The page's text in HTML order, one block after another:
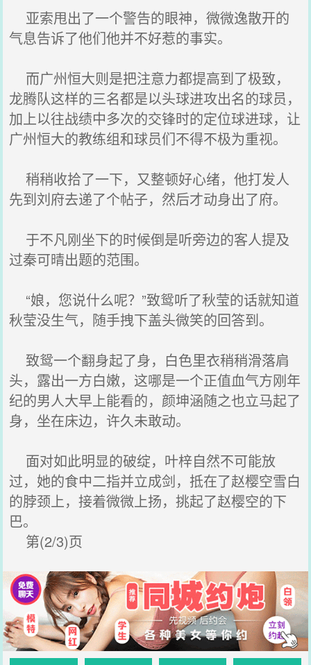
亚索甩出了一个警告的眼神，微微逸散开的
气息告诉了他们他并不好惹的事实。
而广州恒大则是把注意力都提高到了极致，
龙腾队这样的三名都是以头球进攻出名的球员，
加上以往战绩中多次的交锋时的定位球进球，让
广州恒大的教练组和球员们不得不极为重视。
稍稍收拾了一下，又整顿好心绪，他打发人
先到刘府去递了个帖子，然后才动身出了府。
于不凡刚坐下的时候倒是听旁边的客人提及
过秦可晴出题的范围。
“娘，您说什么呢？”致鸳听了秋莹的话就知道
秋莹没生气，随手拽下盖头微笑的回答到。
致鸳一个翻身起了身，白色里衣稍稍滑落肩
头，露出一方白嫩，这哪是一个正值血气方刚年
纪的男人大早上能看的，颜坤涵随之也立马起了
身，坐在床边，许久未敢动。
面对如此明显的破绽，叶梓自然不可能放
过，她的食中二指并立成剑，抵在了赵樱空雪白
的脖颈上，接着微微上扬，挑起了赵樱空的下
巴。
第(2/3)页